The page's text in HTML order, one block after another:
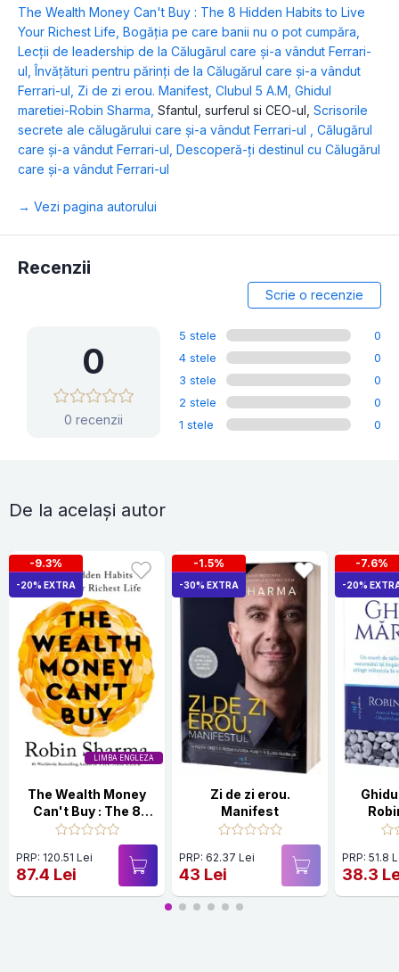
The Wealth Money Can't Buy : The 8 Hidden Habits to Live
Your Richest Life Bogăția pe care banii nu o pot cumpăra
Lecţii de leadership de la Călugărul care și-a vândut Ferrari-
ul ,Învățături pentru părinți de la Călugărul care și-a vândut
Ferrari-ul Zi de zi erou. Manifest Clubul 5 A.M Ghidul
maretiei-Robin Sharma Sfantul, surferul si CEO-ul Scrisorile
secrete ale călugărului care și-a vândut Ferrari-ul
Călugărul
care și-a vândut Ferrari-ul Descoperă-ți destinul cu Călugărul
care și-a vândut Ferrari-ul
→ Vezi pagina autorului
Recenzii
Scrie o recenzie
0
0 recenzii
5 stele
0
4 stele
0
3 stele
0
2 stele
0
1 stele
0
De la același autor
LIMBA ENGLEZA
-9.3%
-20% EXTRA
The Wealth Money
Can't Buy : The 8
Hidden Habits to Live
Your Richest Life
PRP: 120.51 Lei
87.4 Lei
-1.5%
-30% EXTRA
Zi de zi erou.
Manifest
PRP: 62.37 Lei
43 Lei
-7.6%
-20%
PRP: 51.8
38.3